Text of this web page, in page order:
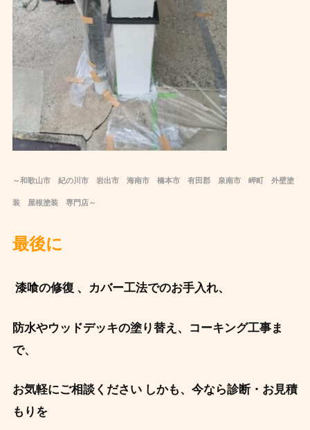
～和歌山市 紀の川市 岩出市 海南市 橋本市 有田郡 泉南市 岬町 外壁塗
装 屋根塗装 専門店～
最後に ️
️ 漆喰の修復 、カバー工法でのお手入れ、
防水やウッドデッキの塗り替え、コーキング工事ま
で、
お気軽にご相談ください しかも、今なら診断・お見積
もりを